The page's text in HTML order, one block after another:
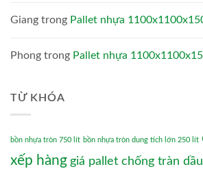
Giang trong Pallet nhựa
Phong trong Pallet nhựa
TỪ KHÓA
bồn nhựa tròn 750 lít bồn nhựa tròn dung tích lớn 250 lít
xếp hàng giá pallet chống tràn dầu